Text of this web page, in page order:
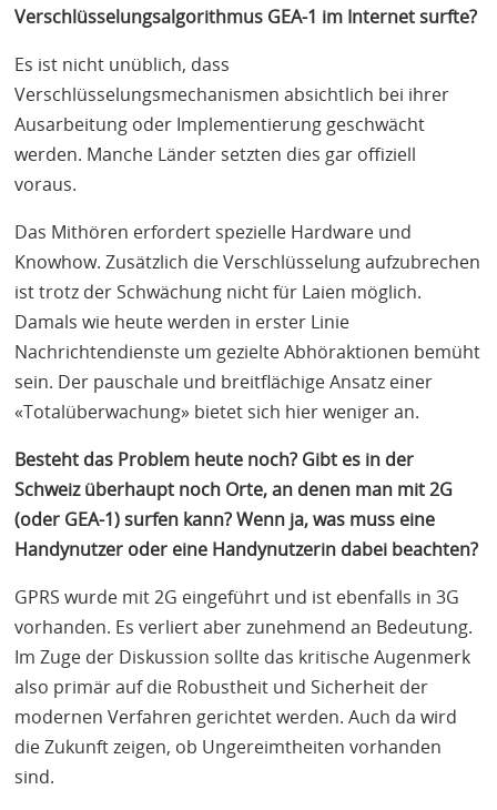
Verschlüsselungsalgorithmus GEA-1 im Internet surfte?
Es ist nicht unüblich, dass
Verschlüsselungsmechanismen absichtlich bei ihrer
Ausarbeitung oder Implementierung geschwächt
werden. Manche Länder setzten dies gar offiziell
voraus.
Das Mithören erfordert spezielle Hardware und
Knowhow. Zusätzlich die Verschlüsselung aufzubrechen
ist trotz der Schwächung nicht für Laien möglich.
Damals wie heute werden in erster Linie
Nachrichtendienste um gezielte Abhöraktionen bemüht
sein. Der pauschale und breitflächige Ansatz einer
«Totalüberwachung» bietet sich hier weniger an.
Besteht das Problem heute noch? Gibt es in der
Schweiz überhaupt noch Orte, an denen man mit 2G
(oder GEA-1) surfen kann? Wenn ja, was muss eine
Handynutzer oder eine Handynutzerin dabei beachten?
GPRS wurde mit 2G eingeführt und ist ebenfalls in 3G
vorhanden. Es verliert aber zunehmend an Bedeutung.
Im Zuge der Diskussion sollte das kritische Augenmerk
also primär auf die Robustheit und Sicherheit der
modernen Verfahren gerichtet werden. Auch da wird
die Zukunft zeigen, ob Ungereimtheiten vorhanden
sind.